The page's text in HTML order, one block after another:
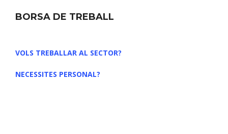
BORSA DE TREBALL
VOLS TREBALLAR AL SECTOR?
NECESSITES PERSONAL?